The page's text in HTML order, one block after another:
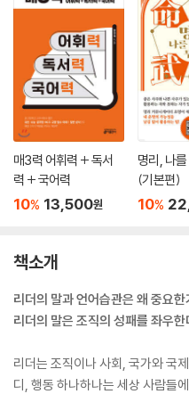
매3력 어휘력 + 독서
력 + 국어력
10% 13,500원
명리, 나
(기본편)
10%
책소개
리더의 말과 언어습관은 왜 중요
리더의 말은 조직의 성패를 좌우한
리더는 조직이나 사회, 국가와 국
디, 행동 하나하나는 세상 사람들